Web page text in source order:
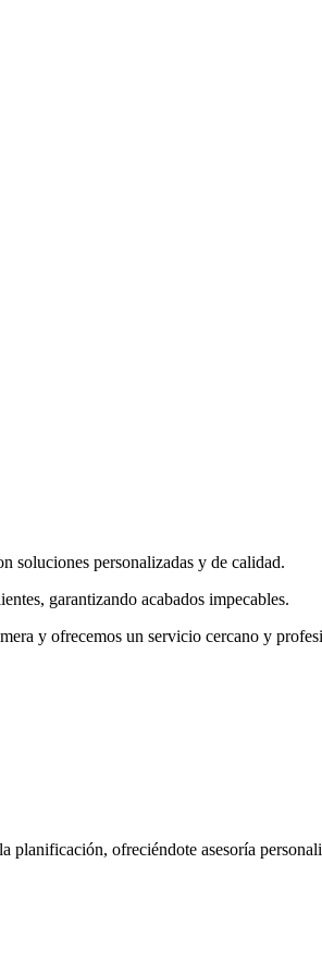
soluciones personalizadas y de calidad.
garantizando acabados impecables.
y ofrecemos un servicio cercano y
planificación, ofreciéndote asesoría